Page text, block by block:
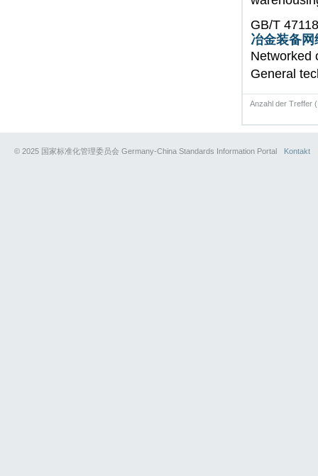
GB/T
冶金装备
Networked
General
Anzahl der Treffer
© 2025 国家标准化管理委员会 Germany-China Standards Information Portal Kontakt